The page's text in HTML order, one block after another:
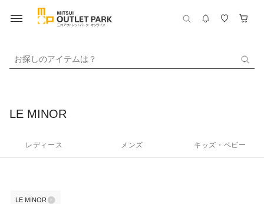
お探しのアイテムは？
LE MINOR
レディース メンズ キッズ・ベビー
LE MINOR